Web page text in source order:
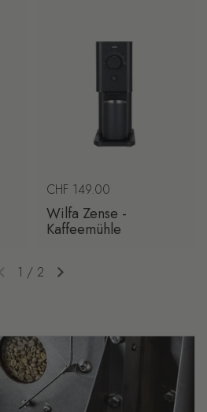
Regulärer Preis
CHF 149.00
Wilfa Zense -
Kaffeemühle
Vorherige FolieNächste Folie
1 / 2